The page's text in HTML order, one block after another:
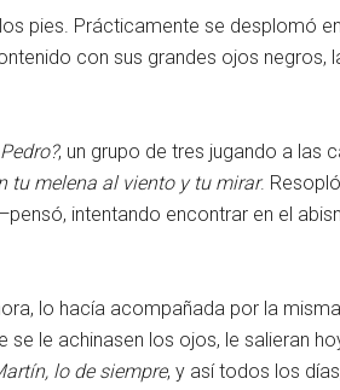
pies. Prácticamente se desplomó
con sus grandes ojos negros,
, un grupo de tres jugando a las
tu melena al viento y tu mirar.
intentando encontrar en el
lo hacía acompañada por la
le achinasen los ojos, le salieran
lo de siempre, y así todos los